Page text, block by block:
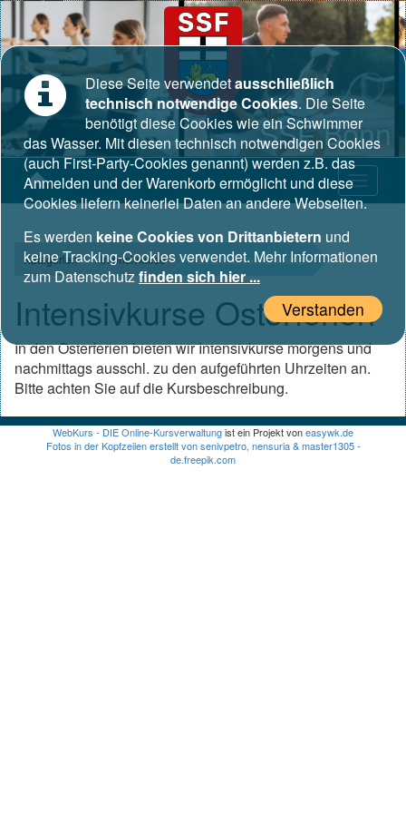
SSF Bonn
Kategorien Intensivkurse Intensivkurse Osterferien
Intensivkurse Osterferien
In den Osterferien bieten wir Intensivkurse morgens und
nachmittags ausschl. zu den aufgeführten Uhrzeiten an.
Bitte achten Sie auf die Kursbeschreibung.
WebKurs - DIE Online-Kursverwaltungist ein Projekt voneasywk.de
Fotos in der Kopfzeilen erstellt von senivpetro, nensuria & master1305 -
de.freepik.com
Diese Seite verwendetausschließlich
technisch notwendige Cookies. Die Seite
benötigt diese Cookies wie ein Schwimmer
das Wasser. Mit diesen technisch notwendigen Cookies
(auch First-Party-Cookies genannt) werden z.B. das
Anmelden und der Warenkorb ermöglicht und diese
Cookies liefern keinerlei Daten an andere Webseiten.
Es werden keine Cookies von Drittanbietern und
keine Tracking-Cookies verwendet. Mehr Informationen
zum Datenschutzfinden sich hier ...
Verstanden